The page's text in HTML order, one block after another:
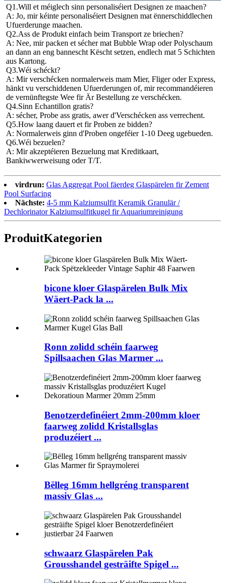
Q1.Will et méiglech sinn personaliséiert Designen ze maachen?
A: Jo, mir kéinte personaliséiert Designen mat ënnerschiddlechen
Ufuerderunge maachen.
Q2.Ass de Produkt einfach beim Transport ze briechen?
A: Nee, mir packen et sécher mat Bubble Wrap oder Polyschaum
an dann an eng bannescht Këscht setzen, endlech mat 5 Schichten
aus Kartong.
Q3.Wéi schéckt?
A: Mir verschécken normalerweis mam Mier, Fliger oder Express,
hänkt vu verschiddenen Ufuerderungen of, mir recommandéieren
de vernünftegste Wee fir Är Bestellung ze verschécken.
Q4.Sinn Echantillon gratis?
A: sécher, Probe ass gratis, awer d'Verschécken ass verrechent.
Q5.How laang dauert et fir Proben ze bidden?
A: Normalerweis ginn d'Proben ongeféier 1-10 Deeg ugebueden.
Q6.Wéi bezuelen?
A: Mir akzeptéieren Bezuelung mat Kreditkaart,
Bankiwwerweisung oder T/T.
virdrun: Glas Aggregat Pool fäerdeg Glaspärelen fir Zement
Pool Surfacing
Nächste: 4-5 mm Kalziumsulfit Keramik Granulär /
Dechlorinator Kalziumsulfitkugel fir Aquariumreinigung
ProduitKategorien
bicone kloer Glaspärelen Bulk Mix
Wäert-Pack la ...
Ronn zolidd schéin faarweg
Spillsaachen Glas Marmer ...
Benotzerdefinéiert 2mm-200mm kloer
faarweg zolidd Kristallsglas
produzéiert ...
Bëlleg 16mm hellgréng transparent
massiv Glas ...
schwaarz Glaspärelen Pak
Grousshandel gesträifte Spigel ...